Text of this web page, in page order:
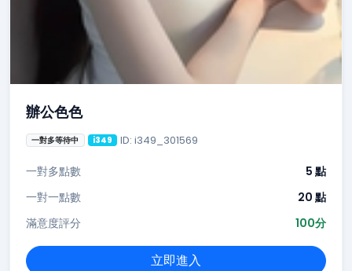
辦公色色
一對多等待中 i349 ID: i349_301569
一對多點數
5 點
一對一點數
20 點
滿意度評分
100分
立即進入